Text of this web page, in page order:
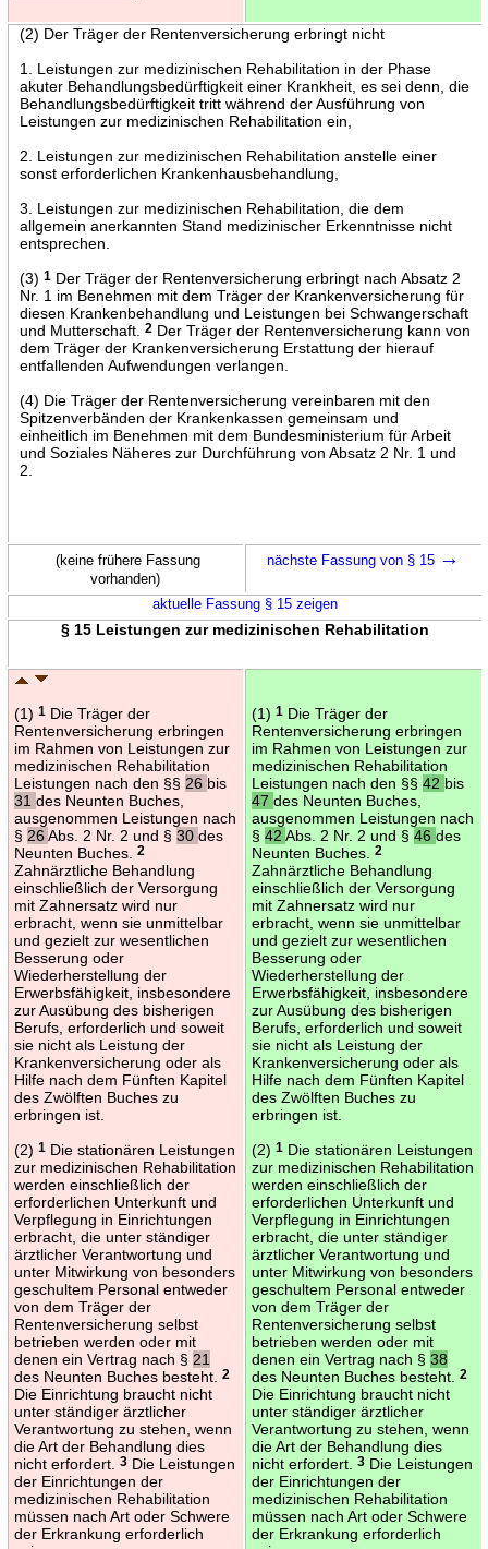
(2) Der Träger der Rentenversicherung erbringt nicht
1. Leistungen zur medizinischen Rehabilitation in der Phase
akuter Behandlungsbedürftigkeit einer Krankheit, es sei denn, die
Behandlungsbedürftigkeit tritt während der Ausführung von
Leistungen zur medizinischen Rehabilitation ein,
2. Leistungen zur medizinischen Rehabilitation anstelle einer
sonst erforderlichen Krankenhausbehandlung,
3. Leistungen zur medizinischen Rehabilitation, die dem
allgemein anerkannten Stand medizinischer Erkenntnisse nicht
entsprechen.
(3) 1Der Träger der Rentenversicherung erbringt nach Absatz 2
Nr. 1 im Benehmen mit dem Träger der Krankenversicherung für
diesen Krankenbehandlung und Leistungen bei Schwangerschaft
und Mutterschaft.
2Der Träger der Rentenversicherung kann von
dem Träger der Krankenversicherung Erstattung der hierauf
entfallenden Aufwendungen verlangen.
(4) Die Träger der Rentenversicherung vereinbaren mit den
Spitzenverbänden der Krankenkassen gemeinsam und
einheitlich im Benehmen mit dem Bundesministerium für Arbeit
und Soziales Näheres zur Durchführung von Absatz 2 Nr. 1 und
2.
(keine frühere Fassung
vorhanden)
nächste Fassung von § 15 →
aktuelle Fassung § 15 zeigen
§ 15 Leistungen zur medizinischen Rehabilitation
(1) 1Die Träger der
Rentenversicherung erbringen
im Rahmen von Leistungen zur
medizinischen Rehabilitation
Leistungen nach den §§ 26 bis
31 des Neunten Buches,
ausgenommen Leistungen nach
§ 26 Abs. 2 Nr. 2 und § 30 des
Neunten Buches.
2
Zahnärztliche Behandlung
einschließlich der Versorgung
mit Zahnersatz wird nur
erbracht, wenn sie unmittelbar
und gezielt zur wesentlichen
Besserung oder
Wiederherstellung der
Erwerbsfähigkeit, insbesondere
zur Ausübung des bisherigen
Berufs, erforderlich und soweit
sie nicht als Leistung der
Krankenversicherung oder als
Hilfe nach dem Fünften Kapitel
des Zwölften Buches zu
erbringen ist.
(2) 1Die stationären Leistungen
zur medizinischen Rehabilitation
werden einschließlich der
erforderlichen Unterkunft und
Verpflegung in Einrichtungen
erbracht, die unter ständiger
ärztlicher Verantwortung und
unter Mitwirkung von besonders
geschultem Personal entweder
von dem Träger der
Rentenversicherung selbst
betrieben werden oder mit
denen ein Vertrag nach § 21
des Neunten Buches besteht.
2
Die Einrichtung braucht nicht
unter ständiger ärztlicher
Verantwortung zu stehen, wenn
die Art der Behandlung dies
nicht erfordert.
3Die Leistungen
der Einrichtungen der
medizinischen Rehabilitation
müssen nach Art oder Schwere
der Erkrankung erforderlich
(1) 1Die Träger der
Rentenversicherung erbringen
im Rahmen von Leistungen zur
medizinischen Rehabilitation
Leistungen nach den §§ 42 bis
47 des Neunten Buches,
ausgenommen Leistungen nach
§ 42 Abs. 2 Nr. 2 und § 46 des
Neunten Buches.
2
Zahnärztliche Behandlung
einschließlich der Versorgung
mit Zahnersatz wird nur
erbracht, wenn sie unmittelbar
und gezielt zur wesentlichen
Besserung oder
Wiederherstellung der
Erwerbsfähigkeit, insbesondere
zur Ausübung des bisherigen
Berufs, erforderlich und soweit
sie nicht als Leistung der
Krankenversicherung oder als
Hilfe nach dem Fünften Kapitel
des Zwölften Buches zu
erbringen ist.
(2) 1Die stationären Leistungen
zur medizinischen Rehabilitation
werden einschließlich der
erforderlichen Unterkunft und
Verpflegung in Einrichtungen
erbracht, die unter ständiger
ärztlicher Verantwortung und
unter Mitwirkung von besonders
geschultem Personal entweder
von dem Träger der
Rentenversicherung selbst
betrieben werden oder mit
denen ein Vertrag nach § 38
des Neunten Buches besteht.
2
Die Einrichtung braucht nicht
unter ständiger ärztlicher
Verantwortung zu stehen, wenn
die Art der Behandlung dies
nicht erfordert.
3Die Leistungen
der Einrichtungen der
medizinischen Rehabilitation
müssen nach Art oder Schwere
der Erkrankung erforderlich